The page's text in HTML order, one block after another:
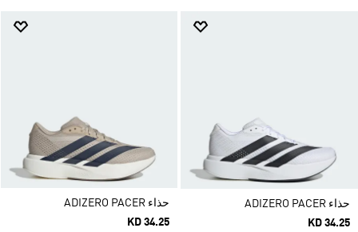
حذاء ADIZERO PACER
KD 34.25
حذاء ADIZERO PACER
KD 34.25